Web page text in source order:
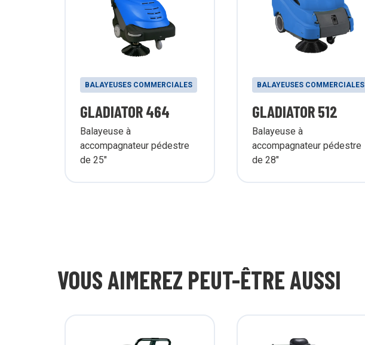
BALAYEUSES COMMERCIALES
GLADIATOR 464
Balayeuse à
accompagnateur pédestre
de 25"
BALAYEUSES COMMERCIALES
GLADIATOR 512
Balayeuse à
accompagnateur pédestre
de 28"
VOUS AIMEREZ PEUT-ÊTRE AUSSI